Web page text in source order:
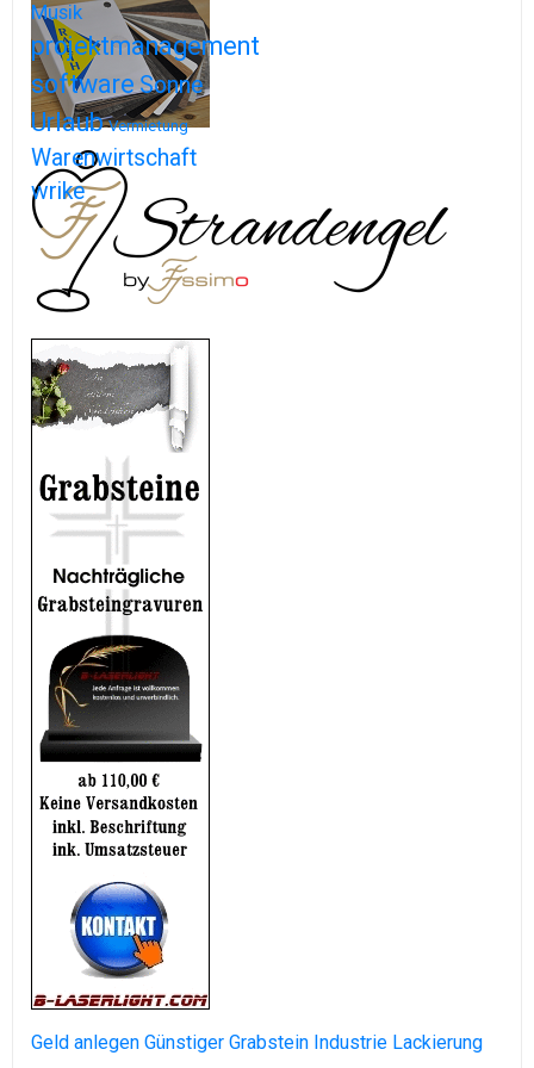
Musik
projektmanagement
softwareSonne
Urlaub Vermietung
Warenwirtschaft
wrike
Geld anlegen Günstiger Grabstein Industrie Lackierung